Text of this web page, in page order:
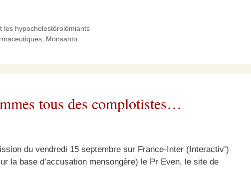
hypocholestérolémiants
Monsanto
tous des complotistes…
du vendredi 15 septembre sur France-Inter (Interactiv’)
la base d’accusation mensongère) le Pr Even, le site de